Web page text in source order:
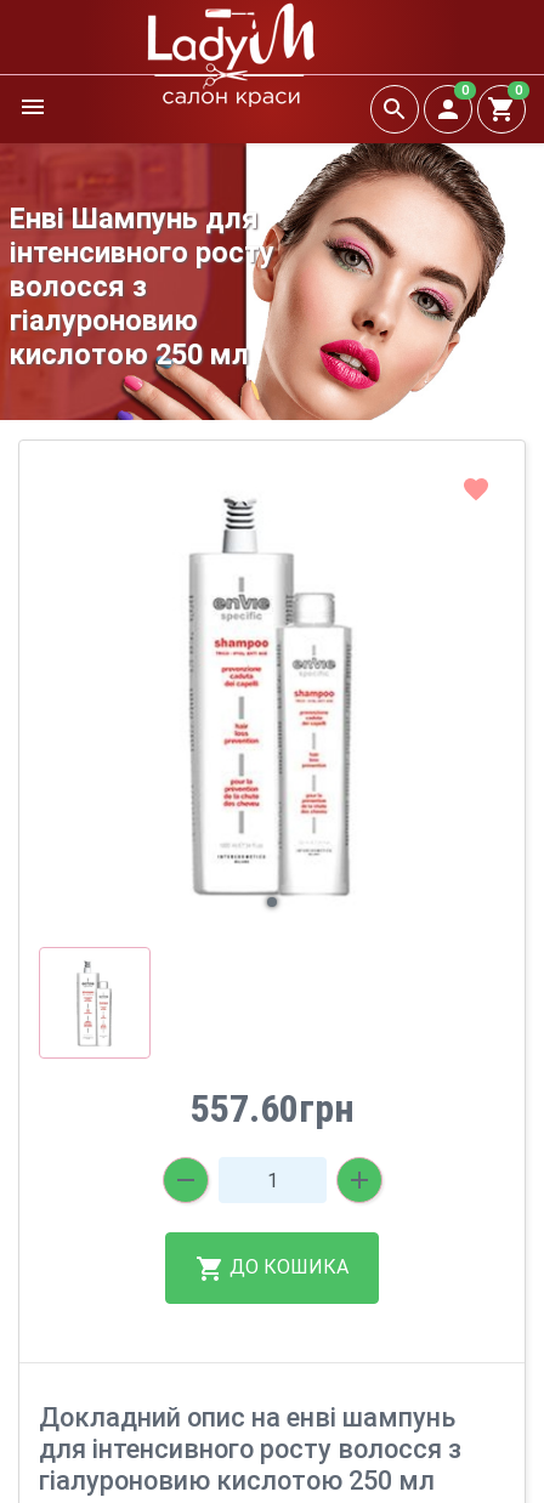
0 0
Енві Шампунь для
інтенсивного росту
волосся з
гіалуроновию
кислотою 250 мл
557.60грн
ДО КОШИКА
Докладний опис на енві шампунь
для інтенсивного росту волосся з
гіалуроновию кислотою 250 мл